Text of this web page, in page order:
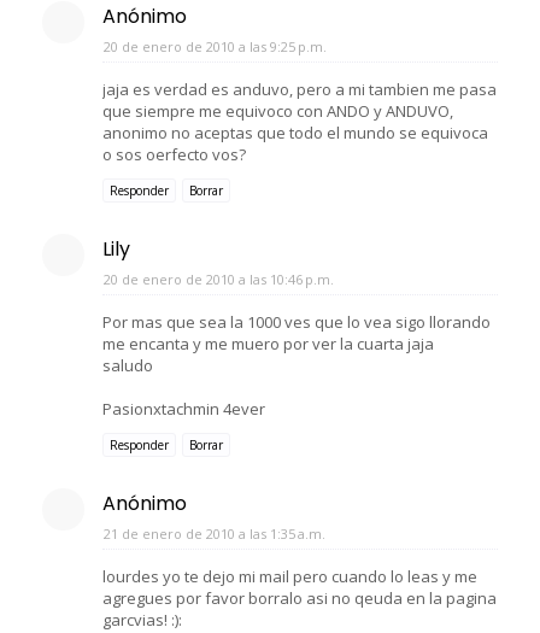
Anónimo
20 de enero de 2010 a las 9:25 p.m.
jaja es verdad es anduvo, pero a mi tambien me pasa
que siempre me equivoco con ANDO y ANDUVO,
anonimo no aceptas que todo el mundo se equivoca
o sos oerfecto vos?
Responder Borrar
Lily
20 de enero de 2010 a las 10:46 p.m.
Por mas que sea la 1000 ves que lo vea sigo llorando
me encanta y me muero por ver la cuarta jaja
saludo
Pasionxtachmin 4ever
Responder Borrar
Anónimo
21 de enero de 2010 a las 1:35 a.m.
lourdes yo te dejo mi mail pero cuando lo leas y me
agregues por favor borralo asi no qeuda en la pagina
garcvias! :):